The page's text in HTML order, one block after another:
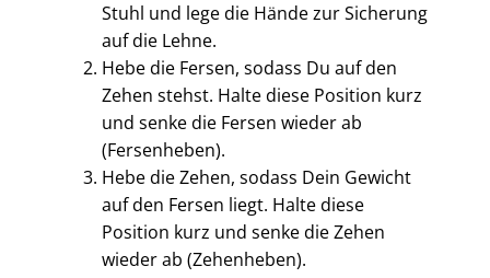
Stuhl und lege die Hände zur Sicherung
auf die Lehne.
Hebe die Fersen, sodass Du auf den
Zehen stehst. Halte diese Position kurz
und senke die Fersen wieder ab
(Fersenheben).
Hebe die Zehen, sodass Dein Gewicht
auf den Fersen liegt. Halte diese
Position kurz und senke die Zehen
wieder ab (Zehenheben).